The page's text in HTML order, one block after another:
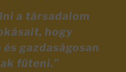
a társadalom
hogy
és gazdaságosan
fűteni.”